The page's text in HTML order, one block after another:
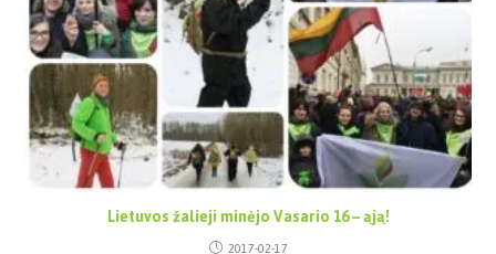
Lietuvos žalieji minėjo Vasario 16 – ąją!
2017-02-17